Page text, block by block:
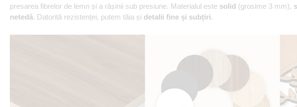
presarea fibrelor de lemn și a rășinii sub presiune. Materialul este solid (grosime 3 mm),
netedă. Datorită rezistenței, putem tăia și detalii fine și subțiri.